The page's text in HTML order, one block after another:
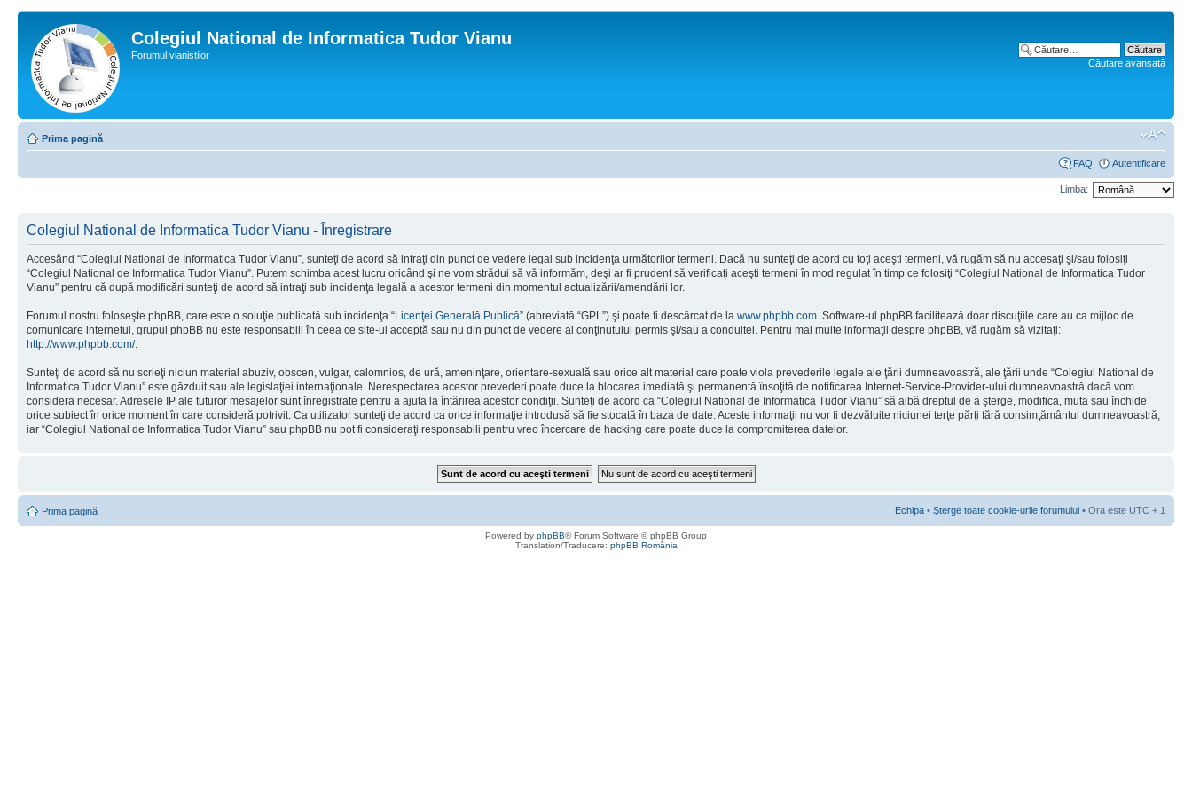
Colegiul National de Informatica Tudor Vianu
Forumul vianistilor
Căutare avansată
Prima pagină
FAQ Autentificare
Limba:
Colegiul National de Informatica Tudor Vianu - Înregistrare
Accesând “Colegiul National de Informatica Tudor Vianu”, sunteţi de acord să intraţi din punct de vedere legal sub incidenţa următorilor termeni. Dacă nu sunteţi de acord cu toţi aceşti termeni, vă rugăm să nu accesaţi şi/sau folosiţi
“Colegiul National de Informatica Tudor Vianu”. Putem schimba acest lucru oricând şi ne vom strădui să vă informăm, deşi ar fi prudent să verificaţi aceşti termeni în mod regulat în timp ce folosiţi “Colegiul National de Informatica Tudor
Vianu” pentru că după modificări sunteţi de acord să intraţi sub incidenţa legală a acestor termeni din momentul actualizării/amendării lor.
Forumul nostru foloseşte phpBB, care este o soluţie publicată sub incidenţa “Licenţei Generală Publică” (abreviată “GPL”) şi poate fi descărcat de la www.phpbb.com . Software-ul phpBB facilitează doar discuţiile care au ca mijloc de
comunicare internetul, grupul phpBB nu este responsabill în ceea ce site-ul acceptă sau nu din punct de vedere al conţinutului permis şi/sau a conduitei. Pentru mai multe informaţii despre phpBB, vă rugăm să vizitaţi:
http://www.phpbb.com/.
Sunteţi de acord să nu scrieţi niciun material abuziv, obscen, vulgar, calomnios, de ură, ameninţare, orientare-sexuală sau orice alt material care poate viola prevederile legale ale ţării dumneavoastră, ale ţării unde “Colegiul National de
Informatica Tudor Vianu” este găzduit sau ale legislaţiei internaţionale. Nerespectarea acestor prevederi poate duce la blocarea imediată şi permanentă însoţită de notificarea Internet-Service-Provider-ului dumneavoastră dacă vom
considera necesar. Adresele IP ale tuturor mesajelor sunt înregistrate pentru a ajuta la întărirea acestor condiţii. Sunteţi de acord ca “Colegiul National de Informatica Tudor Vianu” să aibă dreptul de a şterge, modifica, muta sau închide
orice subiect în orice moment în care consideră potrivit. Ca utilizator sunteţi de acord ca orice informaţie introdusă să fie stocată în baza de date. Aceste informaţii nu vor fi dezvăluite niciunei terţe părţi fără consimţământul dumneavoastră,
iar “Colegiul National de Informatica Tudor Vianu” sau phpBB nu pot fi consideraţi responsabili pentru vreo încercare de hacking care poate duce la compromiterea datelor.
Prima pagină Echipa • Şterge toate cookie-urile forumului • Ora este UTC + 1
Powered by phpBB® Forum Software © phpBB Group
Translation/Traducere: phpBB România